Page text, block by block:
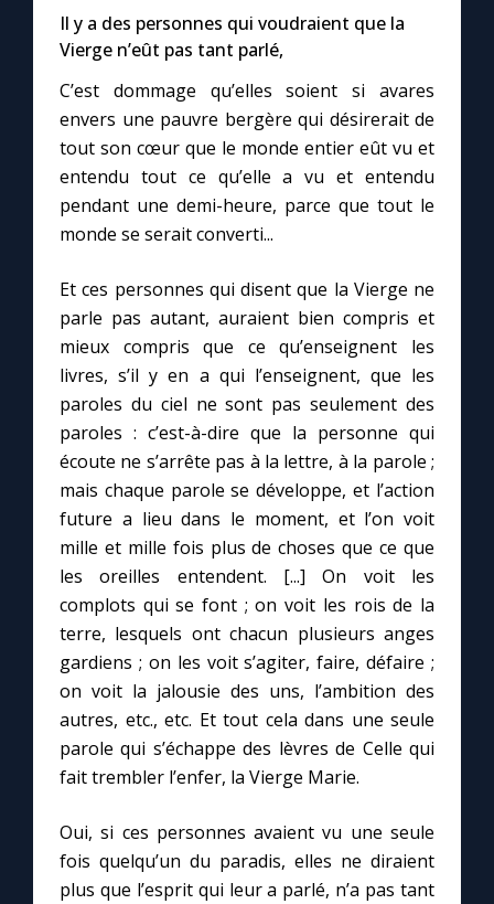
Une Minute avec Marie
Une neuvaine
À la une
1000 Raisons de Croire
Chapelet pour le monde
Contact
Faire un don
Marie de Nazareth
Il y a des personnes qui voudraient que la
Vierge n’eût pas tant parlé,
C’est dommage qu’elles soient si avares
envers une pauvre bergère qui désirerait de
tout son cœur que le monde entier eût vu et
entendu tout ce qu’elle a vu et entendu
pendant une demi-heure, parce que tout le
monde se serait converti...
Et ces personnes qui disent que la Vierge ne
parle pas autant, auraient bien compris et
mieux compris que ce qu’enseignent les
livres, s’il y en a qui l’enseignent, que les
paroles du ciel ne sont pas seulement des
paroles : c’est-à-dire que la personne qui
écoute ne s’arrête pas à la lettre, à la parole ;
mais chaque parole se développe, et l’action
future a lieu dans le moment, et l’on voit
mille et mille fois plus de choses que ce que
les oreilles entendent. [...] On voit les
complots qui se font ; on voit les rois de la
terre, lesquels ont chacun plusieurs anges
gardiens ; on les voit s’agiter, faire, défaire ;
on voit la jalousie des uns, l’ambition des
autres, etc., etc. Et tout cela dans une seule
parole qui s’échappe des lèvres de Celle qui
fait trembler l’enfer, la Vierge Marie.
Oui, si ces personnes avaient vu une seule
fois quelqu’un du paradis, elles ne diraient
plus que l’esprit qui leur a parlé, n’a pas tant